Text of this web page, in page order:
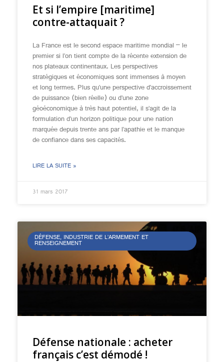
Et si l’empire [maritime]
contre-attaquait ?
La France est le second espace maritime mondial – le
premier si l’on tient compte de la récente extension de
nos plateaux continentaux. Les perspectives
stratégiques et économiques sont immenses à moyen
et long termes. Plus qu’une perspective d’accroissement
de puissance (bien réelle) ou d’une zone
géoéconomique à très haut potentiel, il s’agit de la
formulation d’un horizon politique pour une nation
marquée depuis trente ans par l’apathie et le manque
de confiance dans ses capacités.
LIRE LA SUITE »
31 mars 2017
DÉFENSE, INDUSTRIE DE L’ARMEMENT ET
RENSEIGNEMENT
Défense nationale : acheter
français c’est démodé !